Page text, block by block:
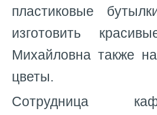
пластиковые
изготовить
Михайловна также
цветы.
Сотрудница